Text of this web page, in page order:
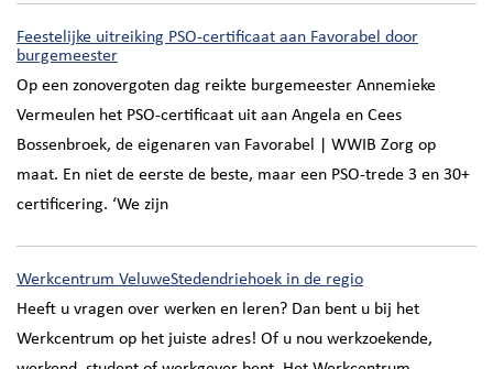
Feestelijke uitreiking PSO-certificaat aan Favorabel door
burgemeester
Op een zonovergoten dag reikte burgemeester Annemieke
Vermeulen het PSO-certificaat uit aan Angela en Cees
Bossenbroek, de eigenaren van Favorabel | WWIB Zorg op
maat. En niet de eerste de beste, maar een PSO-trede 3 en 30+
certificering. ‘We zijn
Werkcentrum VeluweStedendriehoek in de regio
Heeft u vragen over werken en leren? Dan bent u bij het
Werkcentrum op het juiste adres! Of u nou werkzoekende,